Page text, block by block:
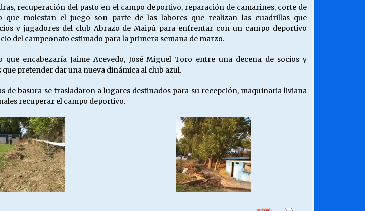
16/05/2026
con doble sueldo?
18/04/2026
Chile y sus segmentos de la riqueza
06/04/2026
recuperación del pasto en el campo deportivo, reparación de camarines, corte de
que molestan el juego son parte de las labores que realizan las cuadrillas que
y jugadores del club Abrazo de Maipú para enfrentar con un campo deportivo
del campeonato estimado para la primera semana de marzo.
que encabezaría Jaime Acevedo, José Miguel Toro entre una decena de socios y
pretender dar una nueva dinámica al club azul.
de basura se trasladaron a lugares destinados para su recepción, maquinaria liviana
recuperar el campo deportivo.